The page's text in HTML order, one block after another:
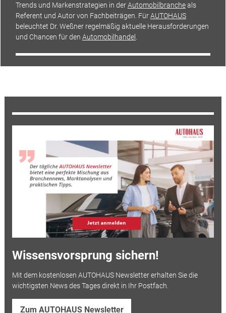
Trends und Markenstrategien in derAutomobilbrancheals
Referent und Autor von Fachbeiträgen. FürAUTOHAUS
beleuchtet Dr. Weßner regelmäßig aktuelle Herausforderungen
und Chancen für den Automobilhandel
Wissensvorsprung sichern!
Mit dem kostenlosen AUTOHAUS Newsletter erhalten Sie die
wichtigsten News des Tages direkt in Ihr Postfach.
Zum AUTOHAUS Newsletter